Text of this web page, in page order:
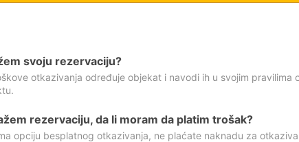
svoju rezervaciju?
otkazivanja određuje objekat i navodi ih u svojim pravilima
rezervaciju, da li moram da platim trošak?
opciju besplatnog otkazivanja, ne plaćate naknadu za